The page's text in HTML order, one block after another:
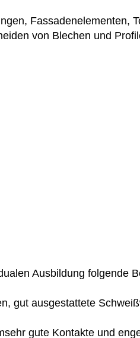
Fassadenelementen,
von Blechen und
Ausbildung folgende
gut ausgestattete
gute Kontakte und